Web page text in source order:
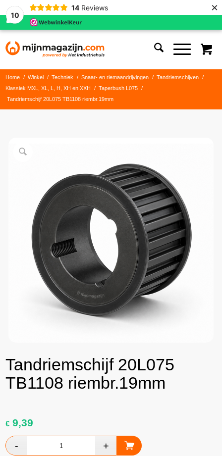
10
14 Reviews ×
Home / Winkel / Techniek / Snaar- en riemaandrijvingen / Tandriemschijven
/
Klassiek MXL, XL, L, H, XH en XXH
/ Taperbush L075
/
Tandriemschijf 20L075 TB1108 riembr.19mm
Tandriemschijf 20L075
TB1108 riembr.19mm
€ 9,39